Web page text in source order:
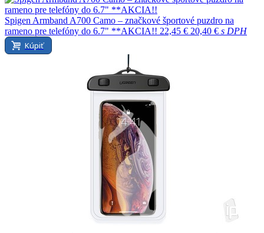
Spigen Armband A700 Camo – značkové športové puzdro na
rameno pre telefóny do 6.7" **AKCIA!! 22,45 € 20,40 € s DPH
Kúpiť